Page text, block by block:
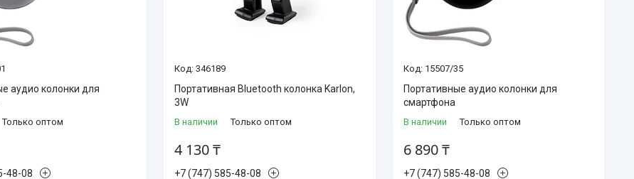
аудио колонки для
Только оптом
48-08
346189
Портативная Bluetooth колонка Karlon,
3W
В наличии Только оптом
4 130 ₸
+7 (747) 585-48-08
15507/35
Портативные аудио колонки для
смартфона
В наличии Только оптом
6 890 ₸
+7 (747) 585-48-08